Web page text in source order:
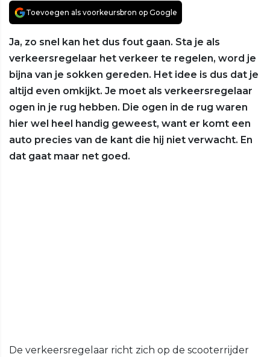
Toevoegen als voorkeursbron op Google
Ja, zo snel kan het dus fout gaan. Sta je als
verkeersregelaar het verkeer te regelen, word je
bijna van je sokken gereden. Het idee is dus dat je
altijd even omkijkt. Je moet als verkeersregelaar
ogen in je rug hebben. Die ogen in de rug waren
hier wel heel handig geweest, want er komt een
auto precies van de kant die hij niet verwacht. En
dat gaat maar net goed.
De verkeersregelaar richt zich op de scooterrijder